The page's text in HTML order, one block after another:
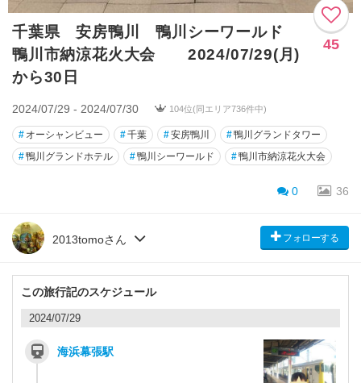
千葉県 安房鴨川 鴨川シーワールド
鴨川市納涼花火大会 2024/07/29(月)
から30日
45
2024/07/29 - 2024/07/30 104位(同エリア736件中)
# オーシャンビュー #千葉 #安房鴨川 #鴨川グランドタワー
#鴨川グランドホテル #鴨川シーワールド #鴨川市納涼花火大会
0 36
2013tomoさん フォローする
この旅行記のスケジュール
2024/07/29
海浜幕張駅